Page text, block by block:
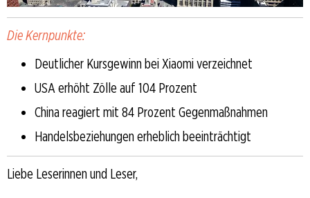
Die Kernpunkte:
Deutlicher Kursgewinn bei Xiaomi verzeichnet
USA erhöht Zölle auf 104 Prozent
China reagiert mit 84 Prozent Gegenmaßnahmen
Handelsbeziehungen erheblich beeinträchtigt
Liebe Leserinnen und Leser,